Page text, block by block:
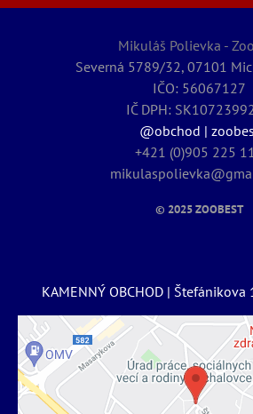
Mikuláš Polievka -
Severná 5789/32, 07101
IČO: 56067127
IČ DPH:
@obchod |
+421 (0)905 225
© 2025ZOOBEST
KAMENNÝ OBCHOD |